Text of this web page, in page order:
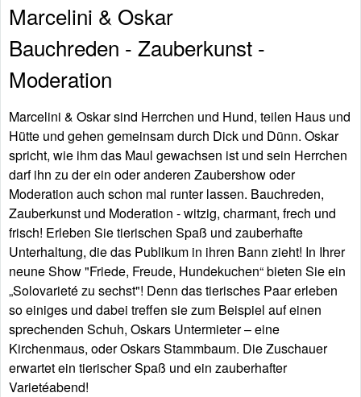
Marcelini & Oskar
Bauchreden - Zauberkunst -
Moderation
Marcelini & Oskar sind Herrchen und Hund, teilen Haus und
Hütte und gehen gemeinsam durch Dick und Dünn. Oskar
spricht, wie ihm das Maul gewachsen ist und sein Herrchen
darf ihn zu der ein oder anderen Zaubershow oder
Moderation auch schon mal runter lassen. Bauchreden,
Zauberkunst und Moderation - witzig, charmant, frech und
frisch! Erleben Sie tierischen Spaß und zauberhafte
Unterhaltung, die das Publikum in ihren Bann zieht! In Ihrer
neune Show "Friede, Freude, Hundekuchen“ bieten Sie ein
„Solovarieté zu sechst"! Denn das tierisches Paar erleben
so einiges und dabei treffen sie zum Beispiel auf einen
sprechenden Schuh, Oskars Untermieter – eine
Kirchenmaus, oder Oskars Stammbaum. Die Zuschauer
erwartet ein tierischer Spaß und ein zauberhafter
Varietéabend!